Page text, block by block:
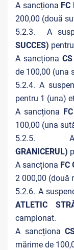
A sancționa FC
200,00 (două
5.2.3. A
SUCCES) pentru
A sancționa
de 100,00 (una
5.2.4. A
pentru 1 (una)
A sancționa
100,00 (una
5.2.5. A
GRANICERUL)
A sancționa FC
2 000,00 (două
5.2.6. A
ATLETIC
campionat.
A sancționa
mărime de